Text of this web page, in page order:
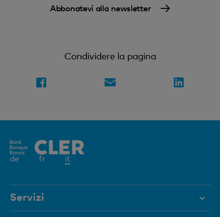
Abbonatevi alla newsletter
Condividere la pagina
de fr itElemento
Servizi